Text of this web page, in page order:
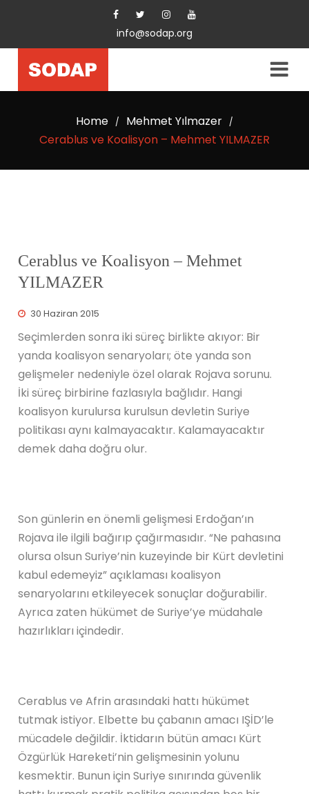
info@sodap.org
Home / Mehmet Yılmazer /
Cerablus ve Koalisyon – Mehmet YILMAZER
Cerablus ve Koalisyon – Mehmet
YILMAZER
30 Haziran 2015
Seçimlerden sonra iki süreç birlikte akıyor: Bir
yanda koalisyon senaryoları; öte yanda son
gelişmeler nedeniyle özel olarak Rojava sorunu.
İki süreç birbirine fazlasıyla bağlıdır. Hangi
koalisyon kurulursa kurulsun devletin Suriye
politikası aynı kalmayacaktır. Kalamayacaktır
demek daha doğru olur.
Son günlerin en önemli gelişmesi Erdoğan’ın
Rojava ile ilgili bağırıp çağırmasıdır. “Ne pahasına
olursa olsun Suriye’nin kuzeyinde bir Kürt devletini
kabul edemeyiz” açıklaması koalisyon
senaryolarını etkileyecek sonuçlar doğurabilir.
Ayrıca zaten hükümet de Suriye’ye müdahale
hazırlıkları içindedir.
Cerablus ve Afrin arasındaki hattı hükümet
tutmak istiyor. Elbette bu çabanın amacı IŞİD’le
mücadele değildir. İktidarın bütün amacı Kürt
Özgürlük Hareketi’nin gelişmesinin yolunu
kesmektir. Bunun için Suriye sınırında güvenlik